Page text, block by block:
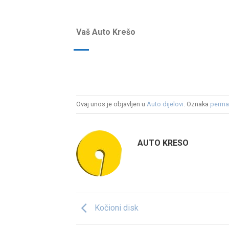
Vaš Auto Krešo
Ovaj unos je objavljen u Auto dijelovi . Oznaka
AUTO KRESO
Kočioni disk